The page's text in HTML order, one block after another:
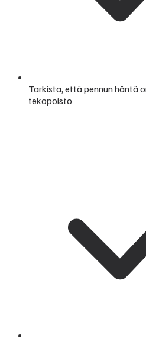
Tarkista, että pennun häntä
tekopoisto